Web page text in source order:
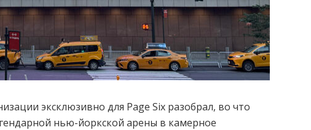
эксклюзивно для Page Six разобрал, во что
нью-йоркской арены в камерное